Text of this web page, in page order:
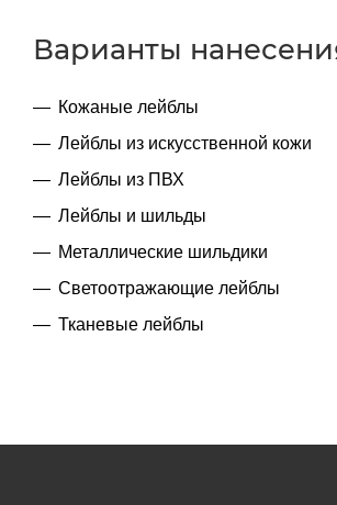
Варианты
Кожаные лейблы
Лейблы из искусственной кожи
Лейблы из ПВХ
Лейблы и шильды
Металлические шильдики
Светоотражающие лейблы
Тканевые лейблы